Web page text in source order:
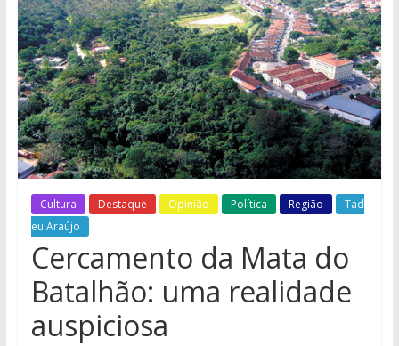
Região
Cultura Destaque Opinião Política Região
Tad
eu Araújo
Cercamento da Mata do
Batalhão: uma realidade
auspiciosa